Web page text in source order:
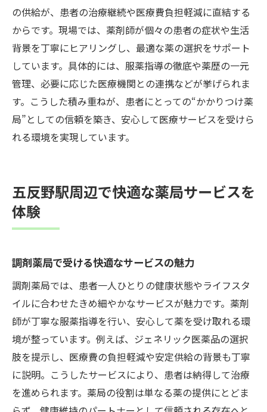
の供給が、患者の治療継続や医療費負担軽減に直結する
からです。現場では、薬剤師が個々の患者の症状や生活
背景を丁寧にヒアリングし、最適な薬の選択をサポート
しています。具体的には、服薬指導の徹底や薬歴の一元
管理、必要に応じた医療機関との連携などが挙げられま
す。こうした積み重ねが、患者にとっての“かかりつけ薬
局”としての信頼を築き、安心して医療サービスを受けら
れる環境を実現しています。
五反野駅周辺で快適な薬局サービスを
体験
調剤薬局で受ける快適なサービスの魅力
調剤薬局では、患者一人ひとりの健康状態やライフスタ
イルに合わせたきめ細やかなサービスが魅力です。薬剤
師が丁寧な服薬指導を行い、安心して薬を受け取れる環
境が整っています。例えば、ジェネリック医薬品の選択
肢を提示し、医療費の負担軽減や安定供給の背景も丁寧
に説明。こうしたサービスにより、患者は納得して治療
を進められます。薬局の役割は単なる薬の提供にとどま